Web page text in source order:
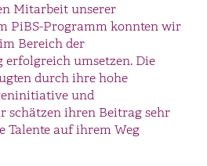
seit Anfang an mit PiBS-
– und wir sind begeistert!
eine hohe Motivation,
viel Einsatzbereitschaft
aus Praxis im
Fachwissen aus dem
sie Aufgaben schnell
und leisten so einen
Projekten. Für uns
Mitarbeit unserer
PiBS-Programm konnten wir
Bereich der
umsetzen. Die
durch ihre hohe
und
schätzen ihren Beitrag sehr
Talente auf ihrem Weg